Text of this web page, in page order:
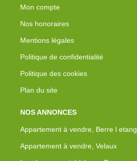
Mon compte
Nos honoraires
Mentions légales
Politique de confidentialité
Politique des cookies
Plan du site
NOS ANNONCES
Appartement à vendre, Berre l etang
Appartement à vendre, Velaux